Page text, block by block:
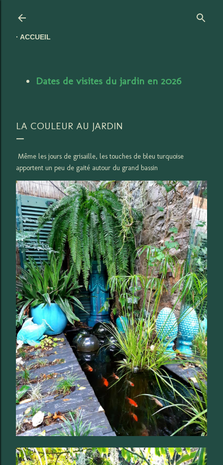
ACCUEIL
Dates de visites du jardin en 2026
LA COULEUR AU JARDIN
Même les jours de grisaille, les touches de bleu turquoise
apportent un peu de gaité autour du grand bassin